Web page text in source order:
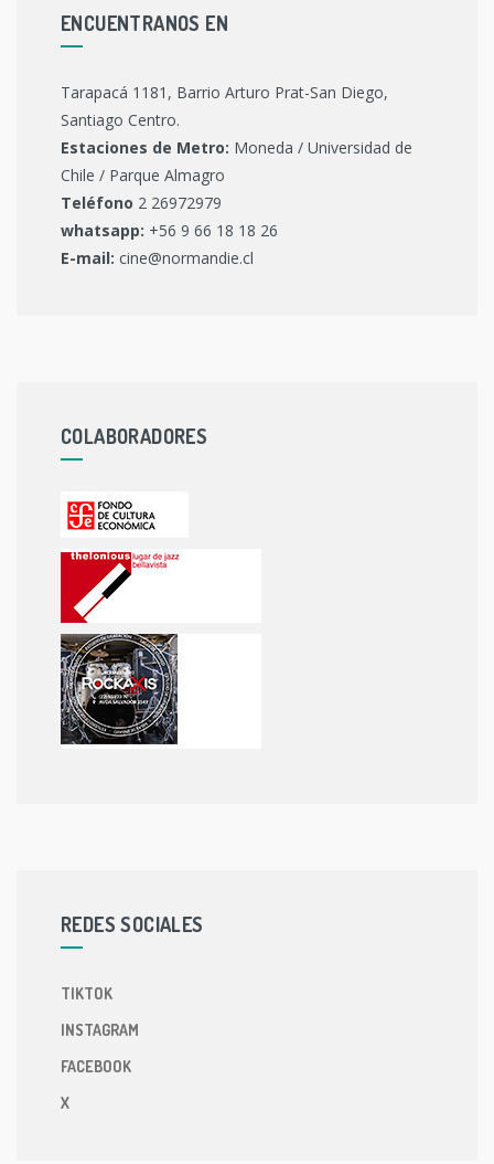
ENCUENTRANOS EN
Tarapacá 1181, Barrio Arturo Prat-San Diego,
Santiago Centro.
Estaciones de Metro: Moneda / Universidad de
Chile / Parque Almagro
Teléfono 2 26972979
whatsapp: +56 9 66 18 18 26
E-mail: cine@normandie.cl
COLABORADORES
REDES SOCIALES
TIKTOK
INSTAGRAM
FACEBOOK
X